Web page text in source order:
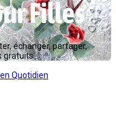
échanger, partager,
gratuits...
Quotidien